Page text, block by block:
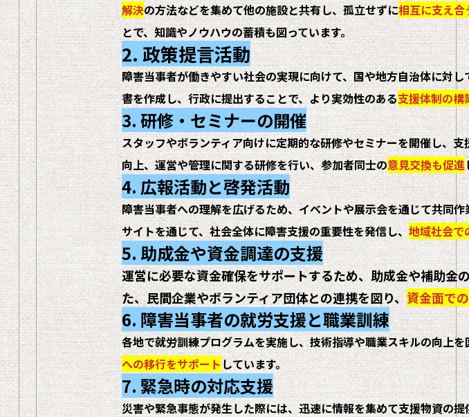
解決の方法などを集めて他の施設と共有し、孤立せずに相互に支え合
とで、知識やノウハウの蓄積も図っています。
2. 政策提言活動
障害当事者が働きやすい社会の実現に向けて、国や地方自治体に対
書を作成し、行政に提出することで、 より実効性のある支援体制の構
3. 研修・セミナーの開催
スタッフやボランティア向けに定期的な研修やセミナーを開催し、
向上、運営や管理に関する研修を行い、参加者同士の意見交換も促進
4. 広報活動と啓発活動
障害当事者への理解を広げるため、イベントや展示会を通じて共同
サイトを通じて、社会全体に障害支援の重要性を発信し、地域社会で
5. 助成金や資金調達の支援
運営に必要な資金確保をサポートするため、助成金や補助金
た、民間企業やボランティア団体との連携を図り、 資金面で
6. 障害当事者の就労支援と職業訓練
各地で就労訓練プログラムを実施し、技術指導や職業スキルの向上を
への移行をサポート しています。
7. 緊急時の対応支援
災害や緊急事態が発生した際には、迅速に情報を集めて支援物資の